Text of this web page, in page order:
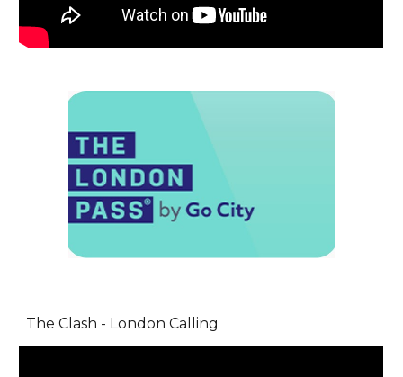
The Clash - London Calling